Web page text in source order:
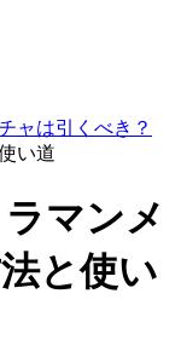
ャは引くべき？
い道
マンメ
と使い